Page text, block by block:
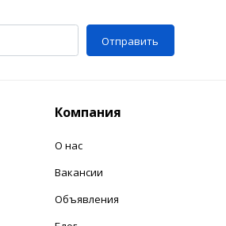
Отправить
Компания
О нас
Вакансии
Объявления